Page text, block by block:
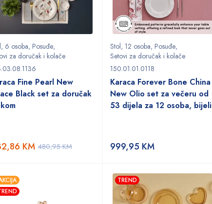
, 6 osoba, Posuđe,
za doručak i kolače
Fine Pearl New
Black set za doručak
480,95KM
KM
Stol, 12 osoba, Posuđe,
Setovi za doručak i kolače
150.01.01.0118
Karaca Forever Bone China
New Olio set za večeru od
53 dijela za 12 osoba, bijeli
999,95 KM
TREND